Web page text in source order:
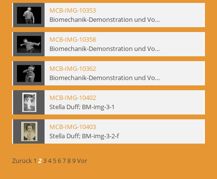
MCB-IMG-10353
Biomechanik-Demonstration und Vortrag, Berliner Ensemble, 04.10.1991
MCB-IMG-10358
Biomechanik-Demonstration und Vortrag, Berliner Ensemble, 04.10.1991
MCB-IMG-10362
Biomechanik-Demonstration und Vortrag, Berliner Ensemble, 04.10.1991
MCB-IMG-10402
Stella Duff; BM-img-3-1
MCB-IMG-10403
Stella Duff; BM-img-3-2-f
Zurück 1 234 56789Vor